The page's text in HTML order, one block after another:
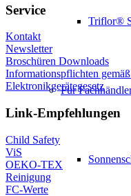
Triflor®
Für
Service
Kontakt
Newsletter
Broschüren Downloads
Informationspflichten
Elektronikgerätegesetz
Link-Empfehlungen
Child Safety
ViS
OEKO-TEX
Reinigung
FC-Werte